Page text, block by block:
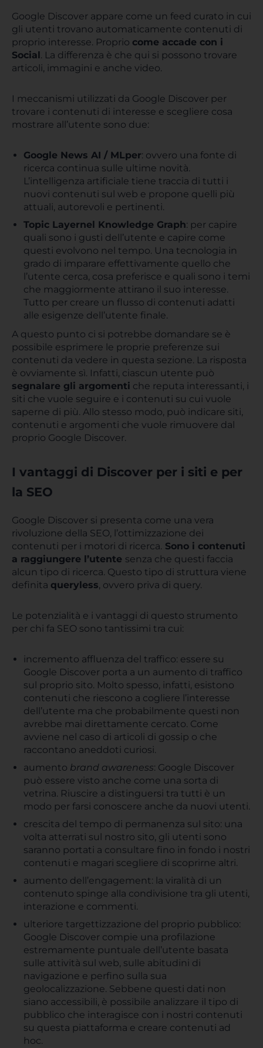
Google Discover appare come un feed curato in cui
gli utenti trovano automaticamente contenuti di
proprio interesse. Proprio come accade con i
Social. La differenza è che qui si possono trovare
articoli, immagini e anche video.
I meccanismi utilizzati da Google Discover per
trovare i contenuti di interesse e scegliere cosa
mostrare all’utente sono due:
Google News AI / MLper: ovvero una fonte di
ricerca continua sulle ultime novità.
L’intelligenza artificiale tiene traccia di tutti i
nuovi contenuti sul web e propone quelli più
attuali, autorevoli e pertinenti.
Topic Layernel Knowledge Graph: per capire
quali sono i gusti dell’utente e capire come
questi evolvono nel tempo. Una tecnologia in
grado di imparare effettivamente quello che
l’utente cerca, cosa preferisce e quali sono i temi
che maggiormente attirano il suo interesse.
Tutto per creare un flusso di contenuti adatti
alle esigenze dell’utente finale.
A questo punto ci si potrebbe domandare se è
possibile esprimere le proprie preferenze sui
contenuti da vedere in questa sezione. La risposta
è ovviamente sì. Infatti, ciascun utente può
segnalare gli argomenti che reputa interessanti, i
siti che vuole seguire e i contenuti su cui vuole
saperne di più. Allo stesso modo, può indicare siti,
contenuti e argomenti che vuole rimuovere dal
proprio Google Discover.
I vantaggi di Discover per i siti e per
la SEO
Google Discover si presenta come una vera
rivoluzione della SEO, l’ottimizzazione dei
contenuti per i motori di ricerca. Sono i contenuti
a raggiungere l’utente senza che questi faccia
alcun tipo di ricerca. Questo tipo di struttura viene
definita queryless, ovvero priva di query.
Le potenzialità e i vantaggi di questo strumento
per chi fa SEO sono tantissimi tra cui:
incremento affluenza del traffico: essere su
Google Discover porta a un aumento di traffico
sul proprio sito. Molto spesso, infatti, esistono
contenuti che riescono a cogliere l’interesse
dell’utente ma che probabilmente questi non
avrebbe mai direttamente cercato. Come
avviene nel caso di articoli di gossip o che
raccontano aneddoti curiosi.
aumento brand awareness: Google Discover
può essere visto anche come una sorta di
vetrina. Riuscire a distinguersi tra tutti è un
modo per farsi conoscere anche da nuovi utenti.
crescita del tempo di permanenza sul sito: una
volta atterrati sul nostro sito, gli utenti sono
saranno portati a consultare fino in fondo i nostri
contenuti e magari scegliere di scoprirne altri.
aumento dell’engagement: la viralità di un
contenuto spinge alla condivisione tra gli utenti,
interazione e commenti.
ulteriore targettizzazione del proprio pubblico:
Google Discover compie una profilazione
estremamente puntuale dell’utente basata
sulle attività sul web, sulle abitudini di
navigazione e perfino sulla sua
geolocalizzazione. Sebbene questi dati non
siano accessibili, è possibile analizzare il tipo di
pubblico che interagisce con i nostri contenuti
su questa piattaforma e creare contenuti ad
hoc.